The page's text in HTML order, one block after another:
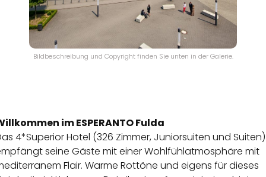
Bildbeschreibung und Copyright finden Sie unten in der Galerie.
im ESPERANTO Fulda
4*Superior Hotel (326 Zimmer, Juniorsuiten und Suiten)
seine Gäste mit einer Wohlfühlatmosphäre mit
Flair. Warme Rottöne und eigens für dieses